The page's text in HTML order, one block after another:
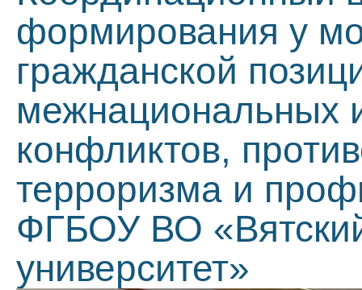
формирования у
гражданской
межнациональных
конфликтов,
терроризма и
ФГБОУ ВО
университет»